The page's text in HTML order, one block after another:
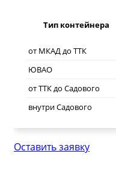
Тип контейнера
от МКАД до ТТК
ЮВАО
от ТТК до Садового
внутри Садового
Оставить заявку